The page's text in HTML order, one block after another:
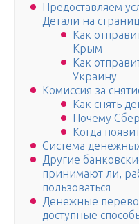
Предоставляем
Детали на
Как
Крым
Как
Украину
Комиссия за
Как снять
Почему
Когда
Система
Другие
принимают ли,
пользоваться
Денежные
доступные